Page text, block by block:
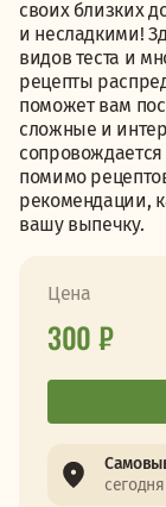
своих близких
и несладкими!
видов теста и
рецепты
поможет вам
сложные и
помимо
рекомендации,
вашу выпечку.
Цена
300 ₽
сегодня